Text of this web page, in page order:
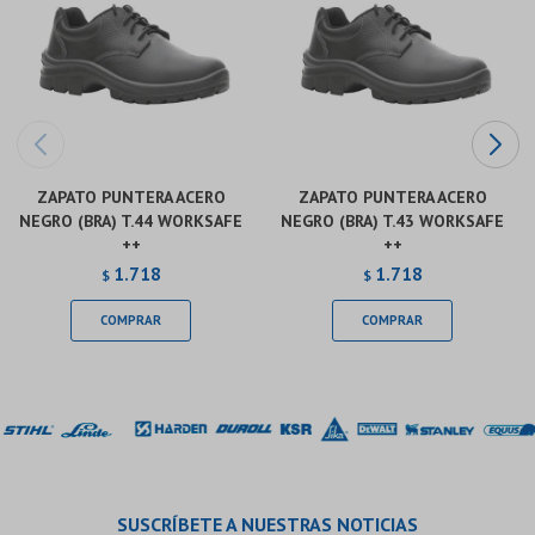
ZAPATO PUNTERA ACERO
NEGRO (BRA) T.44 WORKSAFE
++
$ 1.718
ZAPATO PUNTERA ACERO
NEGRO (BRA) T.43 WORKSAFE
++
$ 1.718
SUSCRÍBETE A NUESTRAS NOTICIAS